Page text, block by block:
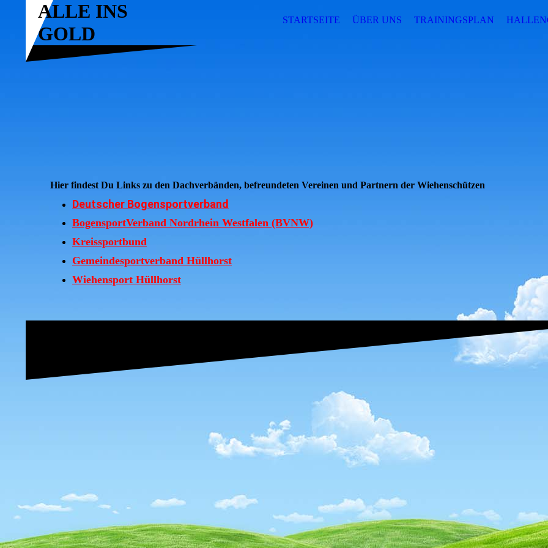
STARTSEITE ÜBER UNS TRAININGSPLAN
ALLE INS
GOLD
Hier findest Du Links zu den Dachverbänden, befreundeten Vereinen und Partnern der Wiehenschützen
Deutscher Bogensportverband
BogensportVerband Nordrhein Westfalen (BVNW)
Kreissportbund
Gemeindesportverband Hüllhorst
Wiehensport Hüllhorst